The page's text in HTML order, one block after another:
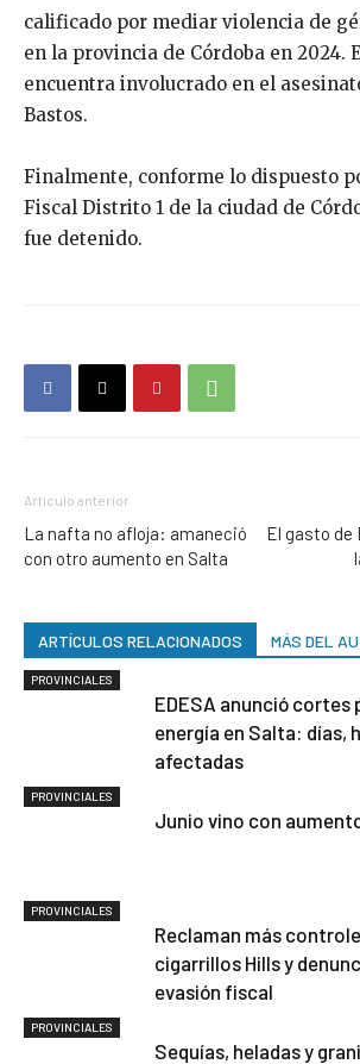
calificado por mediar violencia de
en la provincia de Córdoba en 2024.
encuentra involucrado en el
Bastos.
Finalmente, conforme lo dispuesto
Fiscal Distrito 1 de la ciudad de
fue detenido.
Artículo anterior
La nafta no afloja: amaneció
con otro aumento en Salta
El gasto de
ARTÍCULOS RELACIONADOS MÁS DEL
PROVINCIALES
EDESA anunció cortes
energía en Salta: días,
afectadas
PROVINCIALES
Junio vino con
PROVINCIALES
Reclaman más
cigarrillos Hills y
evasión fiscal
PROVINCIALES
Sequías, heladas y